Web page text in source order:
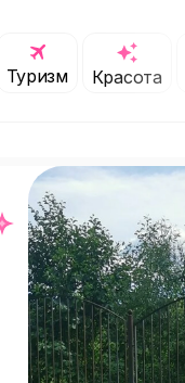
Туризм Красота